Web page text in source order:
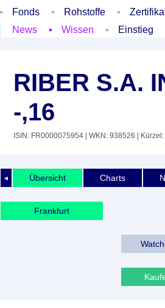
Fonds
Rohstoffe
News
Wissen Einstieg
RIBER S.A.
-,16
ISIN: FR0000075954 | WKN: 938526 |
◄ Übersicht Charts
Frankfurt